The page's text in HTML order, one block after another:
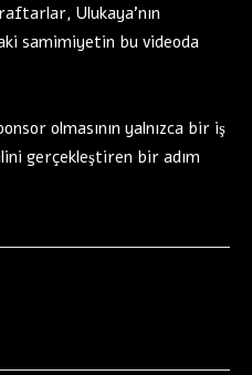
Ulukaya’nın
samimiyetin bu videoda
olmasının yalnızca bir iş
gerçekleştiren bir adım